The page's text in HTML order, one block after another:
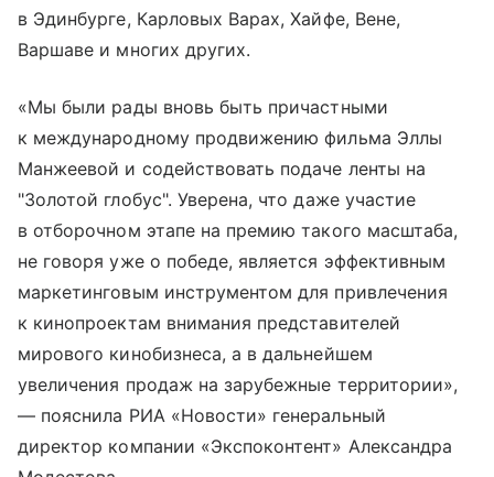
в Эдинбурге, Карловых Варах, Хайфе, Вене,
Варшаве и многих других.
«Мы были рады вновь быть причастными
к международному продвижению фильма Эллы
Манжеевой и содействовать подаче ленты на
"Золотой глобус". Уверена, что даже участие
в отборочном этапе на премию такого масштаба,
не говоря уже о победе, является эффективным
маркетинговым инструментом для привлечения
к кинопроектам внимания представителей
мирового кинобизнеса, а в дальнейшем
увеличения продаж на зарубежные территории»,
— пояснила РИА «Новости» генеральный
директор компании «Экспоконтент» Александра